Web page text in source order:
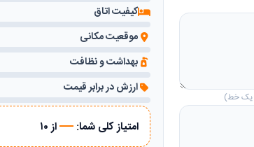
یک خط)
کیفیت اتاق
موقعیت مکانی
بهداشت و نظافت
ارزش در برابر قیمت
امتیاز کلی شما: —از ۱۰